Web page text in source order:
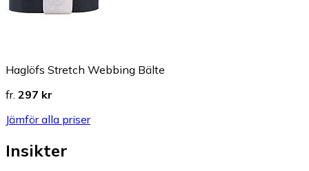
Haglöfs Stretch Webbing Bälte
fr. 297 kr
Jämför alla priser
Insikter